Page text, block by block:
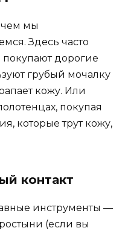
чем мы
Здесь часто
дорогие
грубый мочалку
кожу. Или
покупая
которые трут кожу,
контакт
инструменты —
(если вы